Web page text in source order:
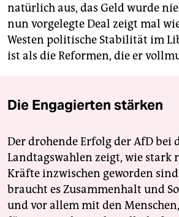
natürlich aus, das Geld wurde
nun vorgelegte Deal zeigt mal
Westen politische Stabilität im
ist als die Reformen, die er
Die Engagierten stärken
Der drohende Erfolg der AfD bei
Landtagswahlen zeigt, wie stark
Kräfte inzwischen geworden
braucht es Zusammenhalt und
und vor allem mit den